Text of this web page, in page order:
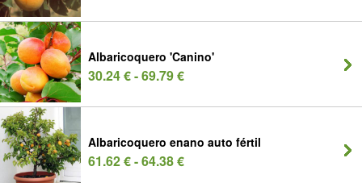
Albaricoquero 'Canino'
30.24 € - 69.79 €
Albaricoquero enano auto fértil
61.62 € - 64.38 €